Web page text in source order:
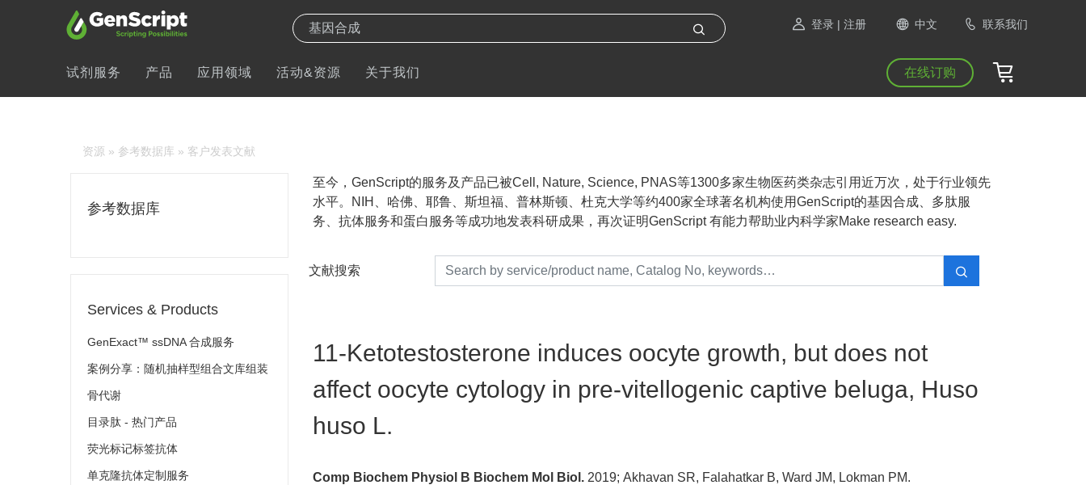
登录 | 注册 中文 联系我们
试剂服务 产品 应用领域 活动&资源 关于我们 在线订购
资源 » 参考数据库 » 客户发表文献
参考数据库
Services & Products
GenExact™ ssDNA 合成服务
案例分享：随机抽样型组合文库组装
骨代谢
目录肽 - 热门产品
荧光标记标签抗体
单克隆抗体定制服务
至今，GenScript的服务及产品已被Cell, Nature, Science, PNAS等1300多家生物医药类杂志引用近万次，处于行业领先
水平。NIH、哈佛、耶鲁、斯坦福、普林斯顿、杜克大学等约400家全球著名机构使用GenScript的基因合成、多肽服
务、抗体服务和蛋白服务等成功地发表科研成果，再次证明GenScript 有能力帮助业内科学家Make research easy.
文献搜索
11-Ketotestosterone induces oocyte growth, but does not
affect oocyte cytology in pre-vitellogenic captive beluga, Huso
huso L.
Comp Biochem Physiol B Biochem Mol Biol. 2019; Akhavan SR, Falahatkar B, Ward JM, Lokman PM.